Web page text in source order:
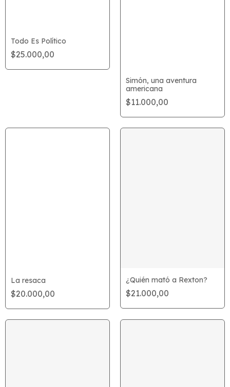
Todo Es Político
$25.000,00
Simón, una aventura
americana
$11.000,00
La resaca
$20.000,00
¿Quién mató a Rexton?
$21.000,00